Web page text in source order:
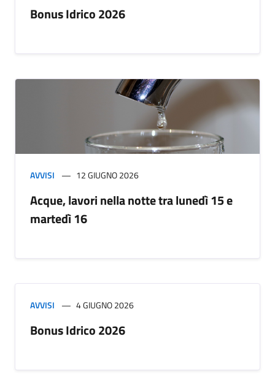
Bonus Idrico 2026
AVVISI 12 GIUGNO 2026
Acque, lavori nella notte tra lunedì 15 e
martedì 16
AVVISI 4 GIUGNO 2026
Bonus Idrico 2026